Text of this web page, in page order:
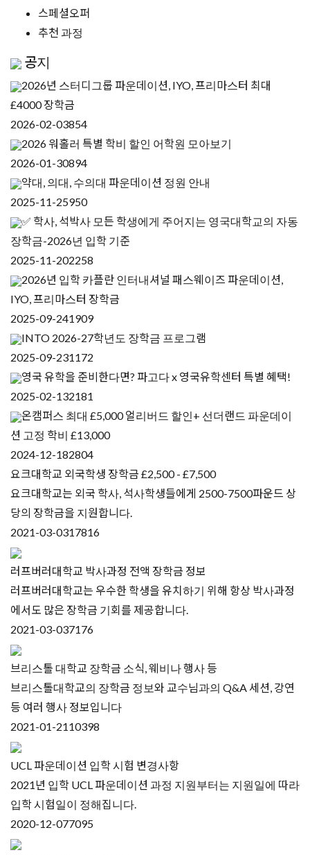
스페셜오퍼
추천 과정
공지
2026년 스터디그룹 파운데이션, IYO, 프리마스터 최대
£4000 장학금
2026-02-03854
2026 워홀러 특별 학비 할인 어학원 모아보기
2026-01-30894
약대, 의대, 수의대 파운데이션 정원 안내
2025-11-25950
✅ 학사, 석박사 모든 학생에게 주어지는 영국대학교의 자동
장학금-2026년 입학 기준
2025-11-202258
2026년 입학 카플란 인터내셔널 패스웨이즈 파운데이션,
IYO, 프리마스터 장학금
2025-09-241909
INTO 2026-27학년도 장학금 프로그램
2025-09-231172
영국 유학을 준비한다면? 파고다 x 영국유학센터 특별 혜택!
2025-02-132181
온캠퍼스 최대 £5,000 얼리버드 할인+ 선더랜드 파운데이
션 고정 학비 £13,000
2024-12-182804
요크대학교 외국학생 장학금 £2,500 - £7,500
요크대학교는 외국 학사, 석사학생들에게 2500-7500파운드 상
당의 장학금을 지원합니다.
2021-03-0317816
러프버러대학교 박사과정 전액 장학금 정보
러프버러대학교는 우수한 학생을 유치하기 위해 항상 박사과정
에서도 많은 장학금 기회를 제공합니다.
2021-03-037176
브리스톨 대학교 장학금 소식, 웨비나 행사 등
브리스톨대학교의 장학금 정보와 교수님과의 Q&A 세션, 강연
등 여러 행사 정보입니다
2021-01-2110398
UCL 파운데이션 입학 시험 변경사항
2021년 입학 UCL 파운데이션 과정 지원부터는 지원일에 따라
입학 시험일이 정해집니다.
2020-12-077095